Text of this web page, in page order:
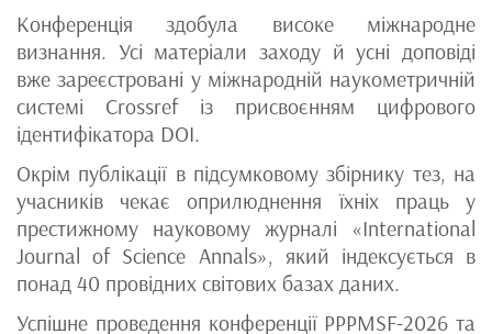
Конференція здобула високе міжнародне
визнання. Усі матеріали заходу й усні доповіді
вже зареєстровані у міжнародній наукометричній
системі Crossref із присвоєнням цифрового
ідентифікатора DOI.
Окрім публікації в підсумковому збірнику тез, на
учасників чекає оприлюднення їхніх праць у
престижному науковому журналі «International
Journal of Science Annals», який індексується в
понад 40 провідних світових базах даних.
Успішне проведення конференції PPPMSF-2026 та